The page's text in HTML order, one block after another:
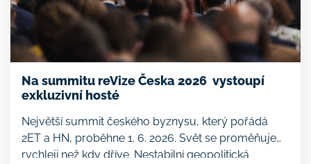
Na summitu reVize Česka 2026 vystoupí
exkluzivní hosté
Největší summit českého byznysu, který pořádá
2ET a HN, proběhne 1. 6. 2026. Svět se proměňuje
rychleji než kdy dříve. Nestabilní geopolitická